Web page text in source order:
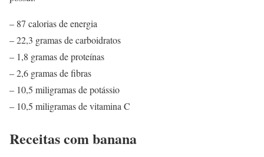
– 87 calorias de energia
– 22,3 gramas de carboidratos
– 1,8 gramas de proteínas
– 2,6 gramas de fibras
– 10,5 miligramas de potássio
– 10,5 miligramas de vitamina C
Receitas com banana